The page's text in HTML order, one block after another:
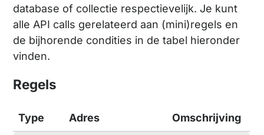
database of collectie respectievelijk. Je kunt
alle API calls gerelateerd aan (mini)regels en
de bijhorende condities in de tabel hieronder
vinden.
Regels
Type Adres Omschrijving